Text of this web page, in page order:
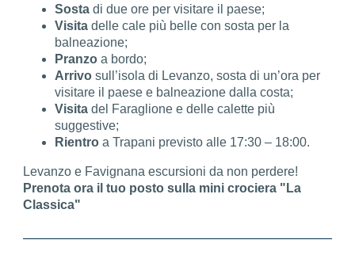
Sosta di due ore per visitare il paese;
Visita delle cale più belle con sosta per la
balneazione;
Pranzo a bordo;
Arrivo sull’isola di Levanzo, sosta di un’ora per
visitare il paese e balneazione dalla costa;
Visita del Faraglione e delle calette più
suggestive;
Rientro a Trapani previsto alle 17:30 – 18:00.
Levanzo e Favignana escursioni da non perdere!
Prenota ora il tuo posto sulla mini crociera "La
Classica"